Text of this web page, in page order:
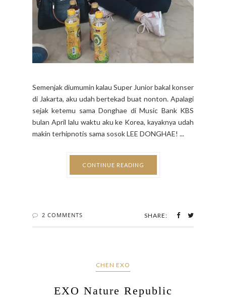
Semenjak diumumin kalau Super Junior bakal konser
di Jakarta, aku udah bertekad buat nonton. Apalagi
sejak ketemu sama Donghae di Music Bank KBS
bulan April lalu waktu aku ke Korea, kayaknya udah
makin terhipnotis sama sosok LEE DONGHAE! ...
CONTINUE READING
2 COMMENTS SHARE:
CHEN EXO
EXO Nature Republic